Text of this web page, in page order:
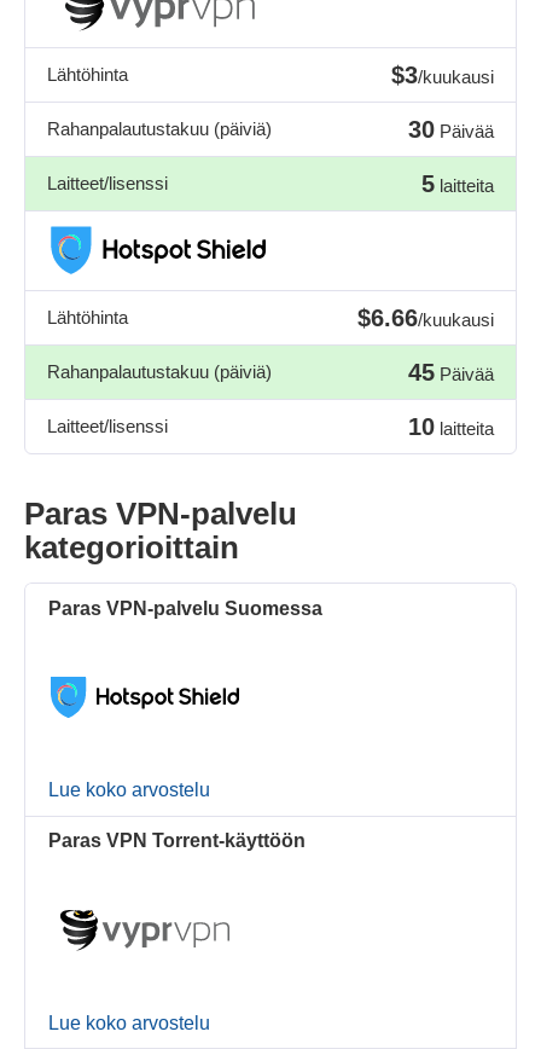
Lähtöhinta $3/kuukausi
Rahanpalautustakuu (päiviä) 30 Päivää
Laitteet/lisenssi 5 laitteita
Lähtöhinta $6.66/kuukausi
Rahanpalautustakuu (päiviä) 45 Päivää
Laitteet/lisenssi 10 laitteita
Paras VPN-palvelu
kategorioittain
Paras VPN-palvelu Suomessa
Lue koko arvostelu
Paras VPN Torrent-käyttöön
Lue koko arvostelu